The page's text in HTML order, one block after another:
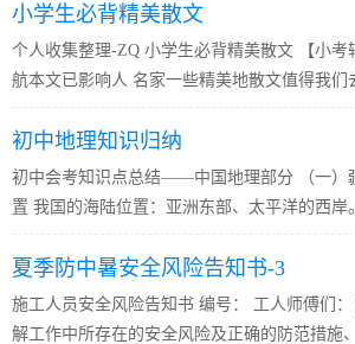
用。 4、利用二次函数解决实际问题。 复习重
小学生必背精美散文
个人收集整理-ZQ 小学生必背精美散文 【小考
航本文已影响人 名家一些精美地散文值得我们
帮助地. b5E2R。 小学生必背精美散文：秋颂
初中地理知识归纳
初中会考知识点总结——中国地理部分 （一）
置 我国的海陆位置：亚洲东部、太平洋的西岸
有寒带。我国东西跨越经度60度多，最东端的
夏季防中暑安全风险告知书-3
施工人员安全风险告知书 编号： 工人师傅们
解工作中所存在的安全风险及正确的防范措施